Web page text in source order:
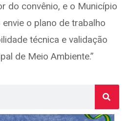
do convênio, e o Município
envie o plano de trabalho
técnica e validação
de Meio Ambiente.”